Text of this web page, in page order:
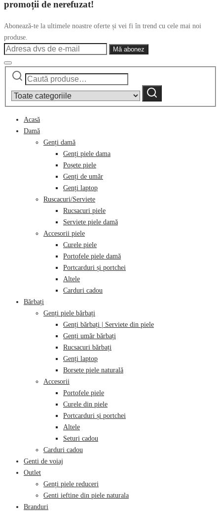
promoții de nerefuzat!
Abonează-te la ultimele noastre oferte și vei fi în trend cu cele mai noi
produse.
Caută
category:
Caută
Acasă
Damă
Genți damă
Genți piele dama
Poșete piele
Genți de umăr
Genți laptop
Ruscacuri/Serviete
Rucsacuri piele
Serviete piele damă
Accesorii piele
Curele piele
Portofele piele damă
Portcarduri și portchei
Altele
Carduri cadou
Bărbați
Genți piele bărbați
Genți bărbați | Serviete din piele
Genți umăr bărbați
Rucsacuri bărbați
Genți laptop
Borsete piele naturală
Accesorii
Portofele piele
Curele din piele
Portcarduri și portchei
Altele
Seturi cadou
Carduri cadou
Genti de voiaj
Outlet
Genți piele reduceri
Genti ieftine din piele naturala
Branduri